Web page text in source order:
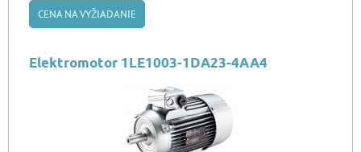
CENA NA VYŽIADANIE
Elektromotor 1LE1003-1DA23-4AA4